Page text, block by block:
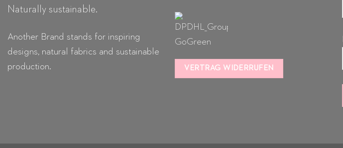
Naturally sustainable.
Another Brand stands for inspiring
designs, natural fabrics and sustainable
production.
VERTRAG WIDERRUFEN